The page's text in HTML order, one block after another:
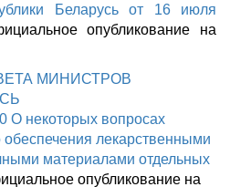
Беларусь от 16 июля
опубликование на
МИНИСТРОВ
О некоторых вопросах
обеспечения лекарственными
материалами отдельных
опубликование на